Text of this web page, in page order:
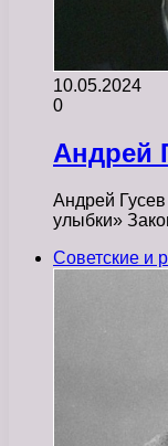
10.05.2024
0
Андрей
Андрей
улыбки»
Советские и